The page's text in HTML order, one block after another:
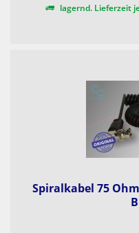
lagernd. Lieferzeit
Spiralkabel 75